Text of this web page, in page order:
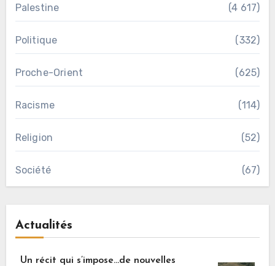
Palestine (4 617)
Politique (332)
Proche-Orient (625)
Racisme (114)
Religion (52)
Société (67)
Actualités
Un récit qui s’impose…de nouvelles